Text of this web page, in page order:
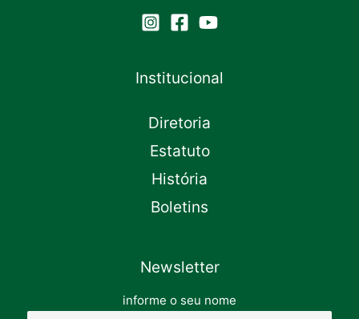
Institucional
Diretoria
Estatuto
História
Boletins
Newsletter
informe o seu nome